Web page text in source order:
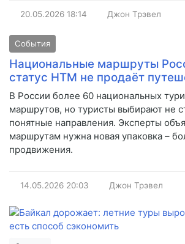
20.05.2026 18:14 Джон Трэвел
События
Национальные маршруты
статус НТМ не продаёт
В России более 60 национальных
маршрутов, но туристы выбирают не
понятные направления. Эксперты
маршрутам нужна новая упаковка –
продвижения.
14.05.2026 20:03 Джон Трэвел